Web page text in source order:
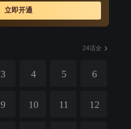
立即开通
24话全
3 4 5 6
9 10 11 12